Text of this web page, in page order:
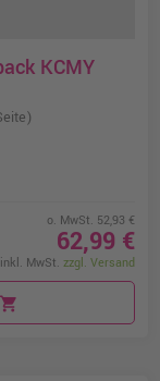
KCMY
o. MwSt. 52,93 €
62,99 €
inkl. MwSt. zzgl. Versand
shopping_cart